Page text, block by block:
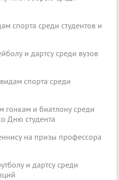
спорта среди студентов и
и дартсу среди вузов
спорта среди
и биатлону среди
Дню студента
на призы профессора
и дартсу среди